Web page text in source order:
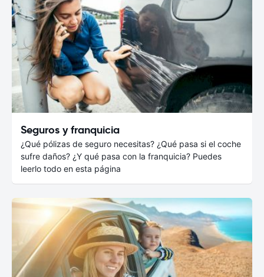
Seguros y franquicia
¿Qué pólizas de seguro necesitas? ¿Qué pasa si el coche
sufre daños? ¿Y qué pasa con la franquicia? Puedes
leerlo todo en esta página